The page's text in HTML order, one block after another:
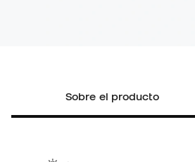
Sobre el producto